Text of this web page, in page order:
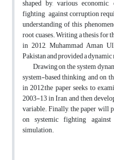
shaped by, various
fighting against corruption
understanding of this
root cuases. Writing a thesis for
in 2012, Muhammad Aman
Pakistan and provided a
Drawing on the system
system-based thinking, and on
in 2012,the paper seeks to
2003-13 in Iran, and then
variable. Finally, the paper will
on systemic fighting
simulation.